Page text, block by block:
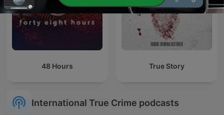
48 Hours True Story
International True Crime podcasts